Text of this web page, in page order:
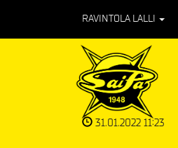
RAVINTOLA LALLI
31.01.2022 11:23